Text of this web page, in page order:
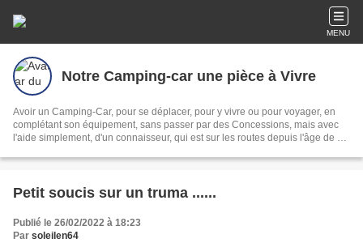
MENU
Notre Camping-car une pièce à Vivre
Avoir un Camping-Car, pour se déplacer, pour y vivre ou pour voyager, en
complétant son équipement, sans passer par des Concessions, mais avec
l'aide simplement, d'un connaisseur, qui est sur les routes depuis l'âge de 13
Petit soucis sur un truma ......
Publié le 26/02/2022 à 18:23
Par soleilen64